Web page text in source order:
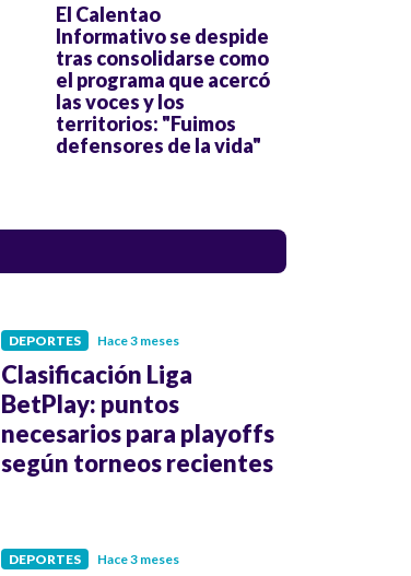
El Calentao
Informativo se despide
tras consolidarse como
el programa que acercó
las voces y los
territorios: "Fuimos
defensores de la vida"
DEPORTES Hace 3 meses
Clasificación Liga
BetPlay: puntos
necesarios para playoffs
según torneos recientes
DEPORTES Hace 3 meses